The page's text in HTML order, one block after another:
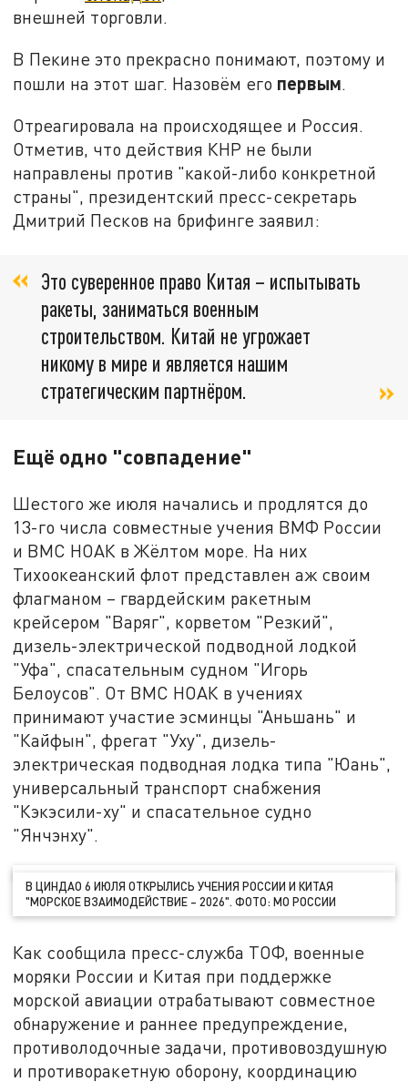
внешней торговли.
В Пекине это прекрасно понимают, поэтому и
пошли на этот шаг. Назовём его первым.
Отреагировала на происходящее и Россия.
Отметив, что действия КНР не были
направлены против "какой-либо конкретной
страны", президентский пресс-секретарь
Дмитрий Песков на брифинге заявил:
Это суверенное право Китая – испытывать
ракеты, заниматься военным
строительством. Китай не угрожает
никому в мире и является нашим
стратегическим партнёром.
Ещё одно "совпадение"
Шестого же июля начались и продлятся до
13-го числа совместные учения ВМФ России
и ВМС НОАК в Жёлтом море. На них
Тихоокеанский флот представлен аж своим
флагманом – гвардейским ракетным
крейсером "Варяг", корветом "Резкий",
дизель-электрической подводной лодкой
"Уфа", спасательным судном "Игорь
Белоусов". От ВМС НОАК в учениях
принимают участие эсминцы "Аньшань" и
"Кайфын", фрегат "Уху", дизель-
электрическая подводная лодка типа "Юань",
универсальный транспорт снабжения
"Кэкэсили-ху" и спасательное судно
"Янчэнху".
В ЦИНДАО 6 ИЮЛЯ ОТКРЫЛИСЬ УЧЕНИЯ РОССИИ И КИТАЯ
"МОРСКОЕ ВЗАИМОДЕЙСТВИЕ – 2026". ФОТО: МО РОССИИ
Как сообщила пресс-служба ТОФ, военные
моряки России и Китая при поддержке
морской авиации отрабатывают совместное
обнаружение и раннее предупреждение,
противолодочные задачи, противовоздушную
и противоракетную оборону, координацию